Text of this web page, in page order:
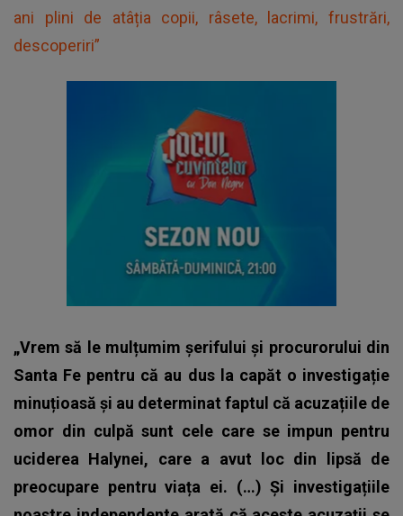
ani plini de atâția copii, râsete, lacrimi, frustrări,
descoperiri”
„Vrem să le mulțumim șerifului și procurorului din
Santa Fe pentru că au dus la capăt o investigație
minuțioasă și au determinat faptul că acuzațiile de
omor din culpă sunt cele care se impun pentru
uciderea Halynei, care a avut loc din lipsă de
preocupare pentru viața ei. (…) Și investigațiile